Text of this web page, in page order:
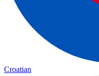
Croatian